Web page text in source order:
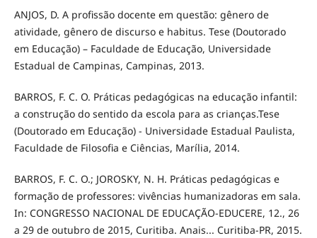
ANJOS, D. A profissão docente em questão: gênero de
atividade, gênero de discurso e habitus. Tese (Doutorado
em Educação) – Faculdade de Educação, Universidade
Estadual de Campinas, Campinas, 2013.
BARROS, F. C. O. Práticas pedagógicas na educação infantil:
a construção do sentido da escola para as crianças.Tese
(Doutorado em Educação) - Universidade Estadual Paulista,
Faculdade de Filosofia e Ciências, Marília, 2014.
BARROS, F. C. O.; JOROSKY, N. H. Práticas pedagógicas e
formação de professores: vivências humanizadoras em sala.
In: CONGRESSO NACIONAL DE EDUCAÇÃO-EDUCERE, 12., 26
a 29 de outubro de 2015, Curitiba. Anais... Curitiba-PR, 2015.